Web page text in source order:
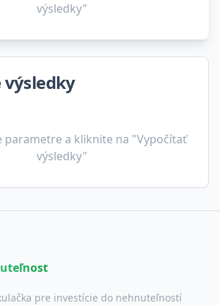
výsledky"
výsledky
parametre a kliknite na "Vypočítať
výsledky"
pre investície do nehnuteľností